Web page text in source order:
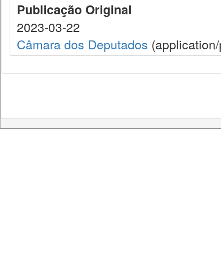
Publicação Original
2023-03-22
Câmara dos Deputados